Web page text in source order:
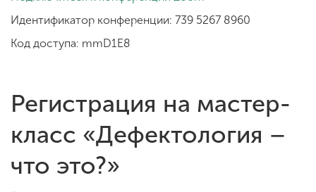
Идентификатор конференции: 739 5267 8960
Код доступа: mmD1E8
Регистрация на мастер-
класс «Дефектология –
что это?»